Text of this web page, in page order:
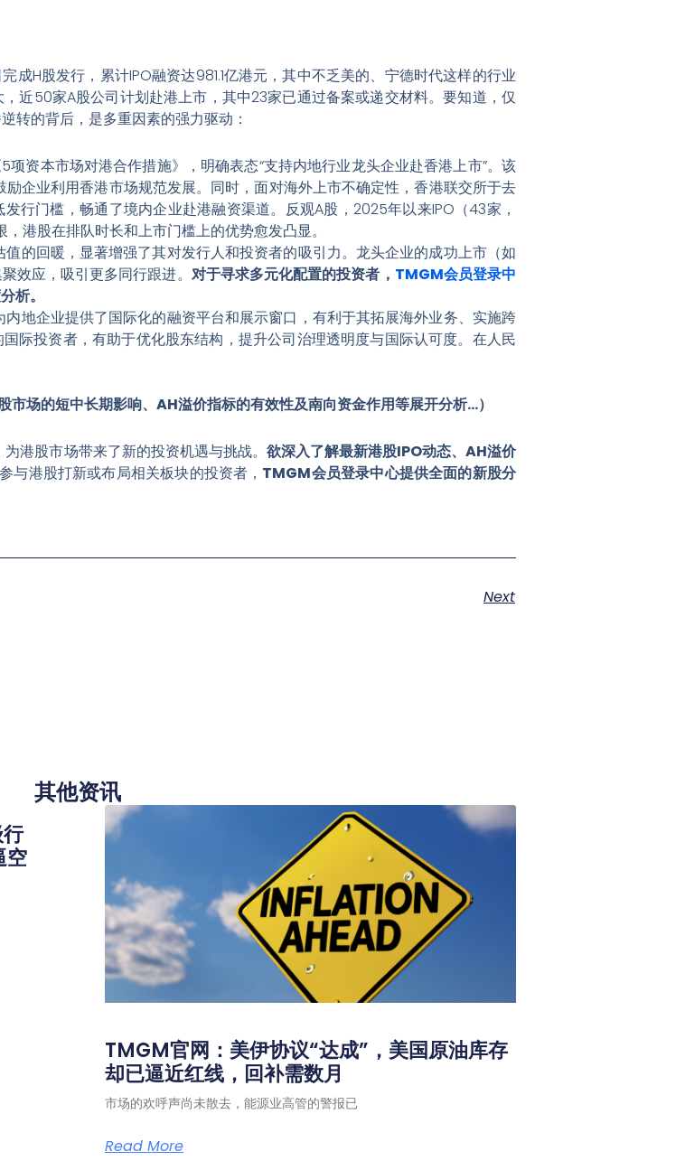
H股发行，累计IPO融资达981.1亿港元，其中不乏美的、宁德时代这样的行业
近50家A股公司计划赴港上市，其中23家已通过备案或递交材料。要知道，仅
转的背后，是多重因素的强力驱动：
资本市场对港合作措施》，明确表态“支持内地行业龙头企业赴香港上市”。该
企业利用香港市场规范发展。同时，面对海外上市不确定性，香港联交所于去
行门槛，畅通了境内企业赴港融资渠道。反观A股，2025年以来IPO（43家，
港股在排队时长和上市门槛上的优势愈发凸显。
的回暖，显著增强了其对发行人和投资者的吸引力。龙头企业的成功上市（如
效应，吸引更多同行跟进。 对于寻求多元化配置的投资者， TMGM会员登录中
析。
内地企业提供了国际化的融资平台和展示窗口，有利于其拓展海外业务、实施跨
际投资者，有助于优化股东结构，提升公司治理透明度与国际认可度。在人民
市场的短中长期影响、AH溢价指标的有效性及南向资金作用等展开分析…）
港股市场带来了新的投资机遇与挑战。 欲深入了解最新港股IPO动态、AH溢价
与港股打新或布局相关板块的投资者， TMGM会员登录中心提供全面的新股分
Next
其他资讯
空
TMGM官网：美伊协议“达成”，美国原油库存
却已逼近红线，回补需数月
市场的欢呼声尚未散去，能源业高管的警报已
Read More